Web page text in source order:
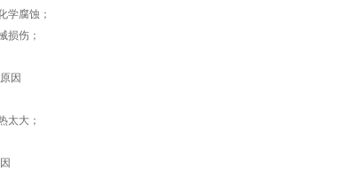
学腐蚀；
损伤；
因
太大；